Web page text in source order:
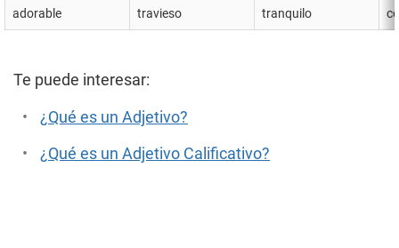
adorable travieso tranquilo
Te puede interesar:
¿Qué es un Adjetivo?
¿Qué es un Adjetivo Calificativo?